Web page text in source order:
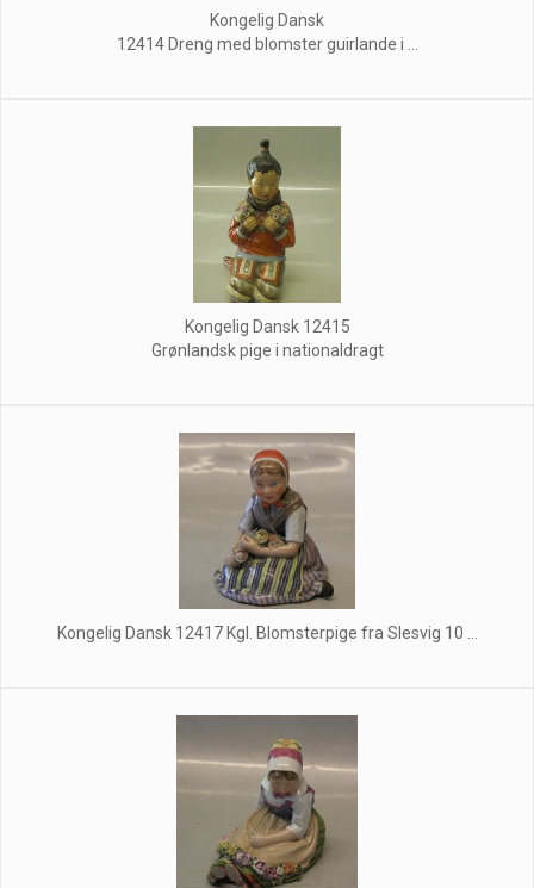
Kongelig Dansk
12414 Dreng med blomster guirlande i ...
Kongelig Dansk 12415
Grønlandsk pige i nationaldragt
Kongelig Dansk 12417 Kgl. Blomsterpige fra Slesvig 10 ...